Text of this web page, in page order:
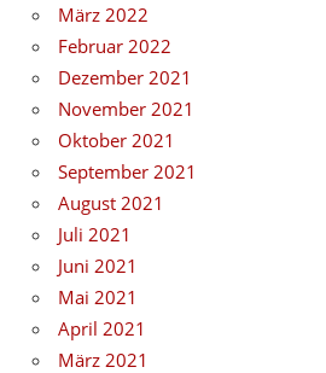
März 2022
Februar 2022
Dezember 2021
November 2021
Oktober 2021
September 2021
August 2021
Juli 2021
Juni 2021
Mai 2021
April 2021
März 2021